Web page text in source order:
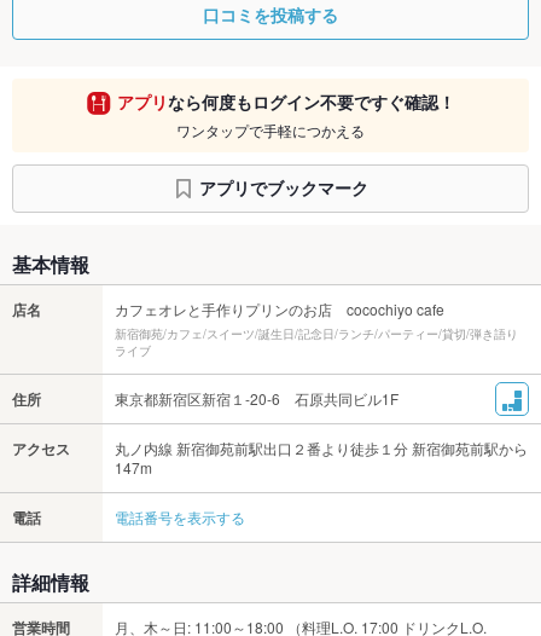
口コミを投稿する
アプリなら何度もログイン不要ですぐ確認！
ワンタップで手軽につかえる
アプリでブックマーク
基本情報
店名 カフェオレと手作りプリンのお店 cocochiyo cafe
新宿御苑/カフェ/スイーツ/誕生日/記念日/ランチ/パーティー/貸切/弾き語り
ライブ
住所 東京都新宿区新宿１-20-6 石原共同ビル1F
アクセス
丸ノ内線 新宿御苑前駅出口２番より徒歩１分 新宿御苑前駅から
147m
電話 電話番号を表示する
詳細情報
営業時間
月、木～日: 11:00～18:00 （料理L.O. 17:00 ドリンクL.O.